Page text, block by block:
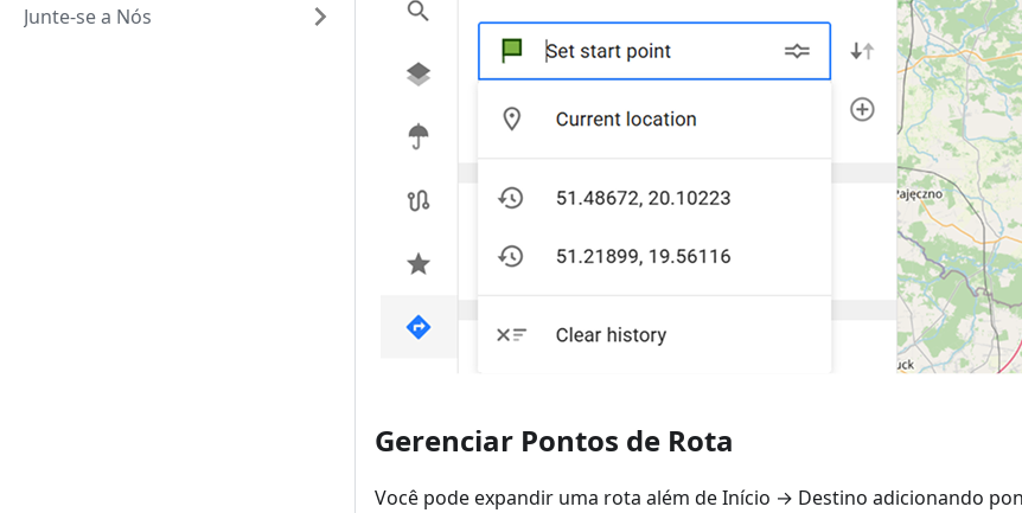
Junte-se a Nós
Gerenciar Pontos de Rota
Você pode expandir uma rota além de Início → Destino adicionando